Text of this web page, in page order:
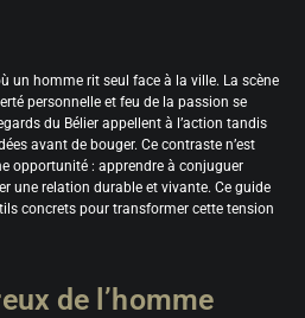
un homme rit seul face à la ville. La scène
personnelle et feu de la passion se
du Bélier appellent à l’action tandis
avant de bouger. Ce contraste n’est
opportunité : apprendre à conjuguer
une relation durable et vivante. Ce guide
concrets pour transformer cette tension
de l’homme